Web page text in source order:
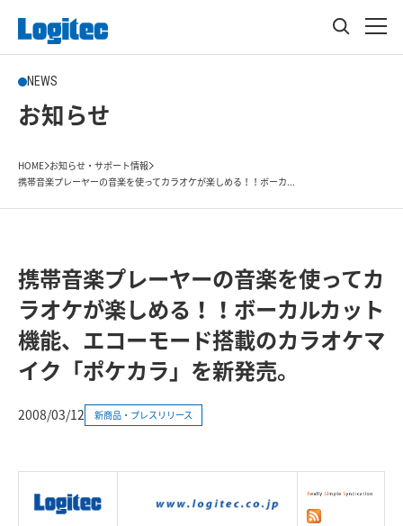
NEWS
お知らせ
HOME お知らせ・サポート情報
携帯音楽プレーヤーの音楽を使ってカラオケが楽しめる！！ボーカ...
携帯音楽プレーヤーの音楽を使ってカ
ラオケが楽しめる！！ボーカルカット
機能、エコーモード搭載のカラオケマ
イク「ポケカラ」を新発売。
2008/03/12 新商品・プレスリリース